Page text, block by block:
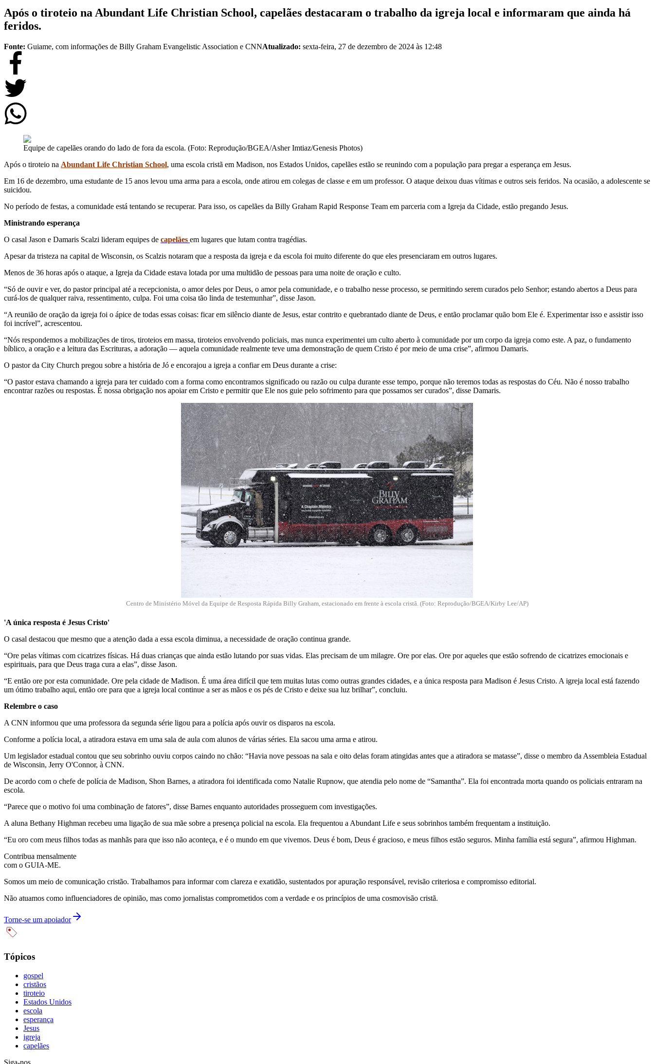
Após o tiroteio na Abundant Life Christian School, capelães destacaram o trabalho da igreja local e informaram que ainda há
feridos.
Fonte: Guiame, com informações de Billy Graham Evangelistic Association e CNNAtualizado: sexta-feira, 27 de dezembro de 2024 às 12:48
Equipe de capelães orando do lado de fora da escola. (Foto: Reprodução/BGEA/Asher Imtiaz/Genesis Photos)
Após o tiroteio na Abundant Life Christian School, uma escola cristã em Madison, nos Estados Unidos, capelães estão se reunindo com a população para pregar a esperança em Jesus.
Em 16 de dezembro, uma estudante de 15 anos levou uma arma para a escola, onde atirou em colegas de classe e em um professor. O ataque deixou duas vítimas e outros seis feridos. Na ocasião, a adolescente se
suicidou.
No período de festas, a comunidade está tentando se recuperar. Para isso, os capelães da Billy Graham Rapid Response Team em parceria com a Igreja da Cidade, estão pregando Jesus.
Ministrando esperança
O casal Jason e Damaris Scalzi lideram equipes de capelães em lugares que lutam contra tragédias.
Apesar da tristeza na capital de Wisconsin, os Scalzis notaram que a resposta da igreja e da escola foi muito diferente do que eles presenciaram em outros lugares.
Menos de 36 horas após o ataque, a Igreja da Cidade estava lotada por uma multidão de pessoas para uma noite de oração e culto.
“Só de ouvir e ver, do pastor principal até a recepcionista, o amor deles por Deus, o amor pela comunidade, e o trabalho nesse processo, se permitindo serem curados pelo Senhor; estando abertos a Deus para
curá-los de qualquer raiva, ressentimento, culpa. Foi uma coisa tão linda de testemunhar”, disse Jason.
“A reunião de oração da igreja foi o ápice de todas essas coisas: ficar em silêncio diante de Jesus, estar contrito e quebrantado diante de Deus, e então proclamar quão bom Ele é. Experimentar isso e assistir isso
foi incrível”, acrescentou.
“Nós respondemos a mobilizações de tiros, tiroteios em massa, tiroteios envolvendo policiais, mas nunca experimentei um culto aberto à comunidade por um corpo da igreja como este. A paz, o fundamento
bíblico, a oração e a leitura das Escrituras, a adoração — aquela comunidade realmente teve uma demonstração de quem Cristo é por meio de uma crise”, afirmou Damaris.
O pastor da City Church pregou sobre a história de Jó e encorajou a igreja a confiar em Deus durante a crise:
“O pastor estava chamando a igreja para ter cuidado com a forma como encontramos significado ou razão ou culpa durante esse tempo, porque não teremos todas as respostas do Céu. Não é nosso trabalho
encontrar razões ou respostas. É nossa obrigação nos apoiar em Cristo e permitir que Ele nos guie pelo sofrimento para que possamos ser curados”, disse Damaris.
Centro de Ministério Móvel da Equipe de Resposta Rápida Billy Graham, estacionado em frente à escola cristã. (Foto: Reprodução/BGEA/Kirby Lee/AP)
'A única resposta é Jesus Cristo'
O casal destacou que mesmo que a atenção dada a essa escola diminua, a necessidade de oração continua grande.
“Ore pelas vítimas com cicatrizes físicas. Há duas crianças que ainda estão lutando por suas vidas. Elas precisam de um milagre. Ore por elas. Ore por aqueles que estão sofrendo de cicatrizes emocionais e
espirituais, para que Deus traga cura a elas”, disse Jason.
“E então ore por esta comunidade. Ore pela cidade de Madison. É uma área difícil que tem muitas lutas como outras grandes cidades, e a única resposta para Madison é Jesus Cristo. A igreja local está fazendo
um ótimo trabalho aqui, então ore para que a igreja local continue a ser as mãos e os pés de Cristo e deixe sua luz brilhar”, concluiu.
Relembre o caso
A CNN informou que uma professora da segunda série ligou para a polícia após ouvir os disparos na escola.
Conforme a polícia local, a atiradora estava em uma sala de aula com alunos de várias séries. Ela sacou uma arma e atirou.
Um legislador estadual contou que seu sobrinho ouviu corpos caindo no chão: “Havia nove pessoas na sala e oito delas foram atingidas antes que a atiradora se matasse”, disse o membro da Assembleia Estadual
de Wisconsin, Jerry O'Connor, à CNN.
De acordo com o chefe de polícia de Madison, Shon Barnes, a atiradora foi identificada como Natalie Rupnow, que atendia pelo nome de “Samantha”. Ela foi encontrada morta quando os policiais entraram na
escola.
“Parece que o motivo foi uma combinação de fatores”, disse Barnes enquanto autoridades prosseguem com investigações.
A aluna Bethany Highman recebeu uma ligação de sua mãe sobre a presença policial na escola. Ela frequentou a Abundant Life e seus sobrinhos também frequentam a instituição.
“Eu oro com meus filhos todas as manhãs para que isso não aconteça, e é o mundo em que vivemos. Deus é bom, Deus é gracioso, e meus filhos estão seguros. Minha família está segura”, afirmou Highman.
Contribua mensalmente
com o GUIA-ME.
Somos um meio de comunicação cristão. Trabalhamos para informar com clareza e exatidão, sustentados por apuração responsável, revisão criteriosa e compromisso editorial.
Não atuamos como influenciadores de opinião, mas como jornalistas comprometidos com a verdade e os princípios de uma cosmovisão cristã.
Torne-se um apoiador
Tópicos
gospel
cristãos
tiroteio
Estados Unidos
escola
esperança
Jesus
igreja
capelães
Siga-nos